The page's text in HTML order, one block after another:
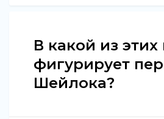
В какой из этих
фигурирует
Шейлока?